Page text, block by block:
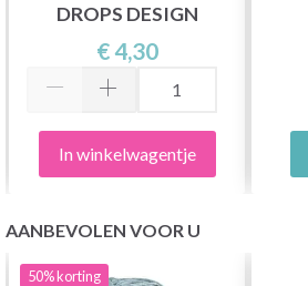
DROPS DESIGN
€ 4,30
In winkelwagentje
AANBEVOLEN VOOR U
50%korting